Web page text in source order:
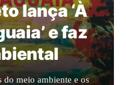
lança ‘À
e faz
do meio ambiente e os